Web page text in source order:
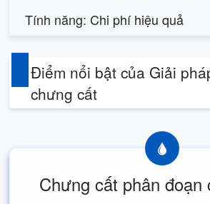
Tính năng: Chi phí hiệu quả
Điểm nổi bật của Giải
chưng cất
Chưng cất phân đoạn